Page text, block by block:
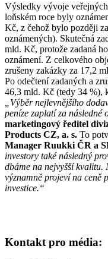
Výsledky vývoje
loňském roce byly
Kč, z čehož bylo později
oznámených). Skutečná
mld. Kč, protože zadaná
oznámení. Z celkového
zrušeny zakázky za 17,2
Po odečtení zadaných a
46,3 mld. Kč (tedy 34 %),
„Výběr nejlevnějšího
peníze zaplatí za následné
marketingový ředitel
Products CZ, a. s. To
Manager Ruukki ČR a
investory také následný
dbáme na nejvyšší kvalitu.
významně projeví na ceně
investice.“
Kontakt pro média: